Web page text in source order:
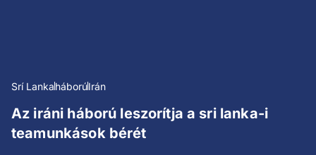
Srí LankaháborúIrán
Az iráni háború leszorítja a sri lanka-i
teamunkások bérét